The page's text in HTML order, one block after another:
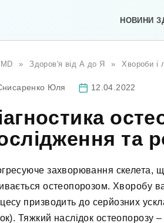
НОВИНИ
» Здоров'я від А до Я » Хвороби і
Юля 12.04.2022
та
захворювання скелета,
остеопорозом. Хворобу
призводить до серйозних
Тяжкий наслідок остеопорозу –